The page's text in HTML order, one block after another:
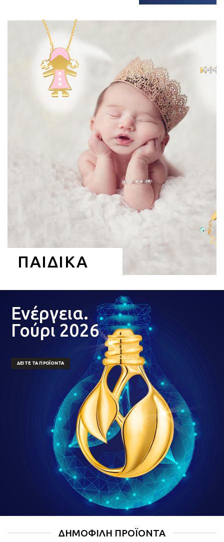
ΠΑΙΔΙΚΑ
Ενέργεια.
Γούρι 2026
ΔΕΊΤΕ ΤΑ ΠΡΟΪΌΝΤΑ
ΔΗΜΟΦΙΛΉ ΠΡΟΪΌΝΤΑ